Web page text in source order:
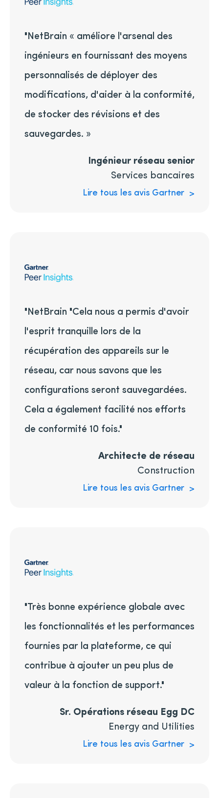
"NetBrain « améliore l'arsenal des
ingénieurs en fournissant des moyens
personnalisés de déployer des
modifications, d'aider à la conformité,
de stocker des révisions et des
sauvegardes. »
Ingénieur réseau senior
Services bancaires
Lire tous les avis Gartner
"NetBrain "Cela nous a permis d'avoir
l'esprit tranquille lors de la
récupération des appareils sur le
réseau, car nous savons que les
configurations seront sauvegardées.
Cela a également facilité nos efforts
de conformité 10 fois."
Architecte de réseau
Construction
Lire tous les avis Gartner
"Très bonne expérience globale avec
les fonctionnalités et les performances
fournies par la plateforme, ce qui
contribue à ajouter un peu plus de
valeur à la fonction de support."
Sr. Opérations réseau Egg DC
Energy and Utilities
Lire tous les avis Gartner